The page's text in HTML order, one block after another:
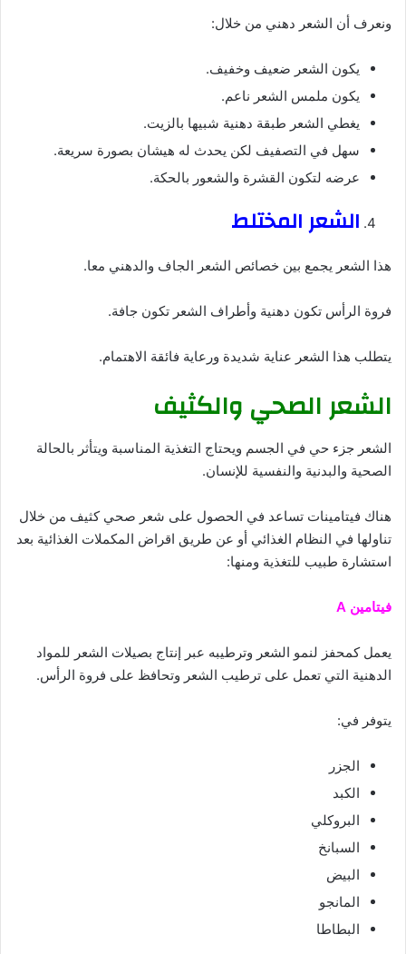
ونعرف أن الشعر دهني من خلال:
يكون الشعر ضعيف وخفيف.
يكون ملمس الشعر ناعم.
يغطي الشعر طبقة دهنية شبيها بالزيت.
سهل في التصفيف لكن يحدث له هيشان بصورة سريعة.
عرضه لتكون القشرة والشعور بالحكة.
الشعر المختلط
هذا الشعر يجمع بين خصائص الشعر الجاف والدهني معا.
فروة الرأس تكون دهنية وأطراف الشعر تكون جافة.
يتطلب هذا الشعر عناية شديدة ورعاية فائقة الاهتمام.
الشعر الصحي والكثيف
الشعر جزء حي في الجسم ويحتاج التغذية المناسبة ويتأثر بالحالة
الصحية والبدنية والنفسية للإنسان.
هناك فيتامينات تساعد في الحصول على شعر صحي كثيف من خلال
تناولها في النظام الغذائي أو عن طريق اقراض المكملات الغذائية بعد
استشارة طبيب للتغذية ومنها:
فيتامين A
يعمل كمحفز لنمو الشعر وترطيبه عبر إنتاج بصيلات الشعر للمواد
الدهنية التي تعمل على ترطيب الشعر وتحافظ على فروة الرأس.
يتوفر في:
الجزر
الكبد
البروكلي
السبانخ
البيض
المانجو
البطاطا